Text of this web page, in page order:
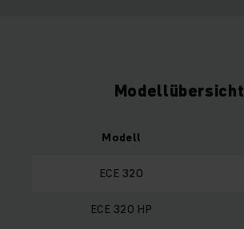
Modellübersicht
Modell
ECE 320
ECE 320 HP